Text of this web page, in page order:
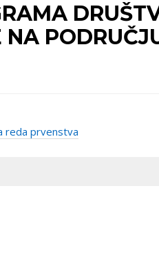
reda prvenstva